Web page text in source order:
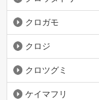
クロガモ
クロジ
クロツグミ
ケイマフリ